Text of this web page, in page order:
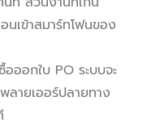
นเข้าสมาร์ทโฟนของ
อออกใบ PO ระบบจะ
ายเออร์ปลายทาง